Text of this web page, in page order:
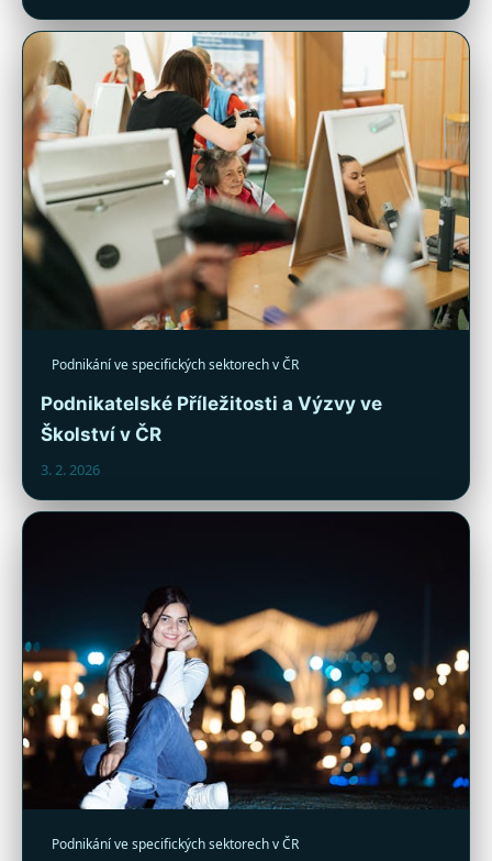
Podnikání ve specifických sektorech v ČR
Podnikatelské Příležitosti a Výzvy ve
Školství v ČR
3. 2. 2026
Podnikání ve specifických sektorech v ČR